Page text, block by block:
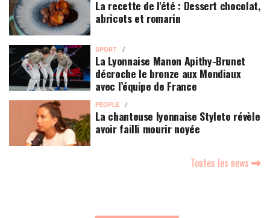
La recette de l'été : Dessert chocolat,
abricots et romarin
SPORT
La Lyonnaise Manon Apithy-Brunet
décroche le bronze aux Mondiaux
avec l’équipe de France
PEOPLE
La chanteuse lyonnaise Styleto révèle
avoir failli mourir noyée
Toutes les news